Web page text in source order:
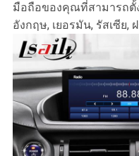
มือถือของคุณที่สามารถตั้
อังกฤษ, เยอรมัน, รัสเซีย,